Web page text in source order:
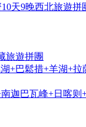
天9晚西北旅遊拼
旅遊拼團
+巴鬆措+羊湖+拉
迦巴瓦峰+日喀则